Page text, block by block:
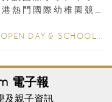
熱門國際幼稚園競
OPEN DAY & SCHOOL EVENTS
電子報
及親子資訊